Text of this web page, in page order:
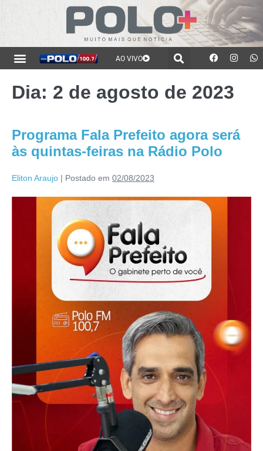
AO VIVO
Dia: 2 de agosto de 2023
Programa Fala Prefeito agora será
às quintas-feiras na Rádio Polo
Eliton Araujo | Postado em 02/08/2023